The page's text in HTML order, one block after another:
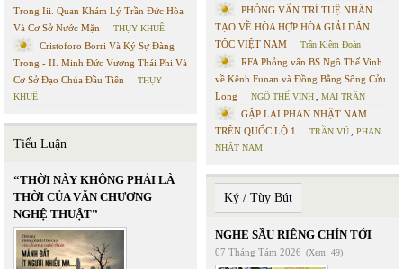
Trong Iii. Quan Khám Lý Trần Đức Hòa
Và Cơ Sở Nước Mặn
THỤY KHUÊ
Cristoforo Borri Và Ký Sự Đàng
Trong - II. Minh Đức Vương Thái Phi Và
Cơ Sở Đạo Chúa Đầu Tiên
THỤY
KHUÊ
Tiểu Luận
“THỜI NÀY KHÔNG PHẢI LÀ
THỜI CỦA VĂN CHƯƠNG
NGHỆ THUẬT”
PHỎNG VẤN TRÍ TUỆ NHÂN
TẠO VỀ HÒA HỢP HÒA GIẢI DÂN
TỘC VIỆT NAM
Trần Kiêm Đoàn
RFA Phỏng vấn BS Ngô Thế Vinh
về Kênh Funan và Đồng Bằng Sông Cửu
Long
NGÔ THẾ VINH MAI TRẦN
GẶP LẠI PHAN NHẬT NAM
TRÊN QUỐC LỘ 1
TRẦN VŨ
PHAN
NHẬT NAM
Ký / Tùy Bút
NGHE SẦU RIÊNG CHÍN TỚI
07 Tháng Tám 2026 (Xem: 49)